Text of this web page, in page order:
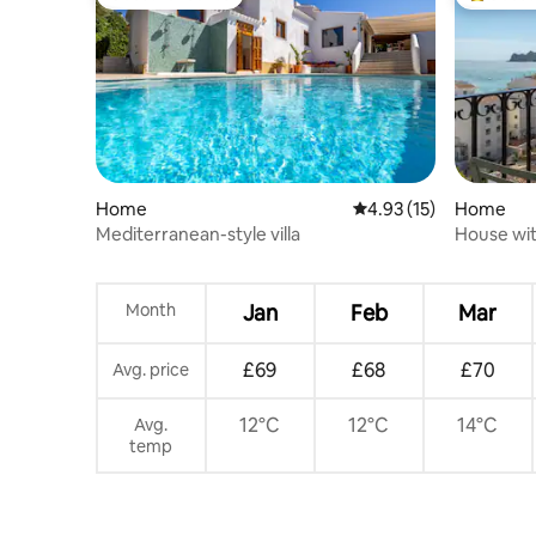
Home 4.93 out of 5 average
4.93 (15)
Mediterranean-style villa
Home
House
Month Jan Feb Mar
Avg. price £69 £68 £70
Avg.
temp
12°C 12°C 14°C